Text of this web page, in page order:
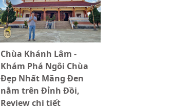
Chùa Khánh Lâm -
Khám Phá Ngôi Chùa
Đẹp Nhất Măng Đen
nằm trên Đỉnh Đồi,
Review chi tiết